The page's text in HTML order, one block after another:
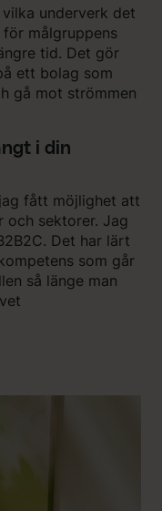
underverk det
målgruppens
tid. Det gör
ett bolag som
gå mot strömmen
i din
fått möjlighet att
och sektorer. Jag
Det har lärt
som går
så länge man